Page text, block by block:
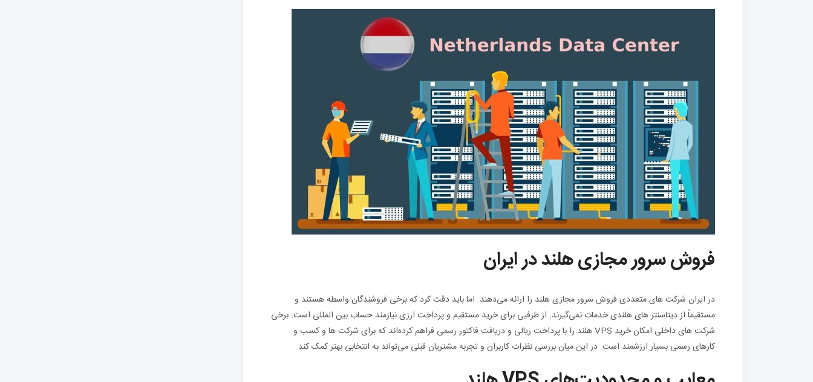
فروش سرور مجازی هلند در ایران
در ایران شرکت‌ های متعددی فروش سرور مجازی هلند را ارائه می‌دهند. اما باید دقت کرد که برخی فروشندگان واسطه هستند و
مستقیماً از دیتاسنتر های هلندی خدمات نمی‌گیرند. از طرفیی برای خرید مستقیم و پرداخت ارزی نیازمند حساب بین‌ المللی است. برخی
شرکت‌ های داخلی امکان خرید VPS هلند را با پرداخت ریالی و دریافت فاکتور رسمی فراهم کرده‌اند که برای شرکت‌ ها و کسب‌ و
کارهای رسمی بسیار ارزشمند است. در این میان بررسی نظرات کاربران و تجربه مشتریان قبلی می‌تواند به انتخابی بهتر کمک کند.